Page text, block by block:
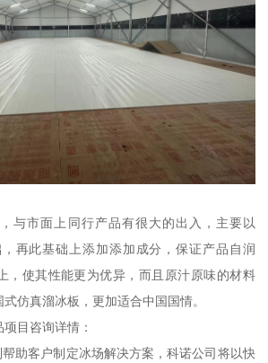
与市面上同行产品有很大的出入，主要以
再此基础上添加添加成分，保证产品自润
，使其性能更为优异，而且原汁原味的材料
仿真溜冰板，更加适合中国国情。
目咨询详情：
助客户制定冰场解决方案，科诺公司将以快